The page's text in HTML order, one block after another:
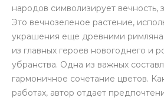
народов символизирует вечность,
Это вечнозеленое растение,
украшения еще древними
из главных героев новогоднего и
убранства. Одна из важных
гармоничное сочетание цветов.
работах, автор отдает